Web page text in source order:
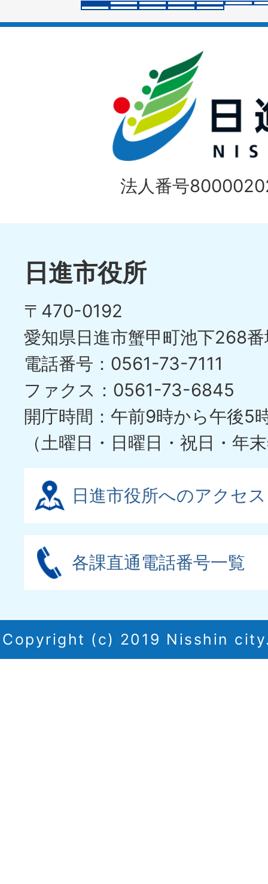
イ
法人番号
日進市役所
〒470-0192
愛知県日進市蟹甲町池下268
電話番号：0561-73-7111
ファクス：0561-73-6845
開庁時間：午前9時から午後5
（土曜日・日曜日・祝日・年
日進市役所へのアクセス
各課直通電話番号一覧
Copyright (c) 2019 Nisshin